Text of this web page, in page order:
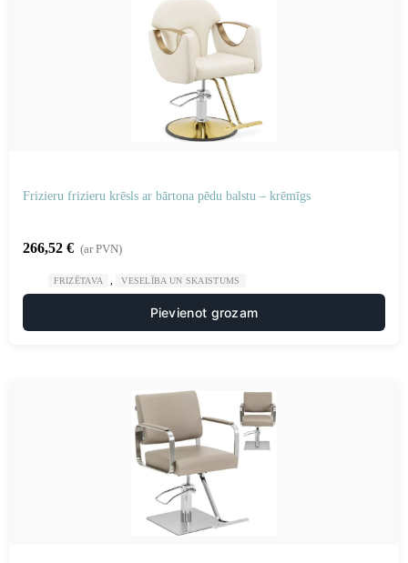
Frizieru frizieru krēsls ar bārtona pēdu balstu – krēmīgs
266,52 € (ar PVN)
FRIZĒTAVA VESELĪBA UN SKAISTUMS
Pievienot grozam